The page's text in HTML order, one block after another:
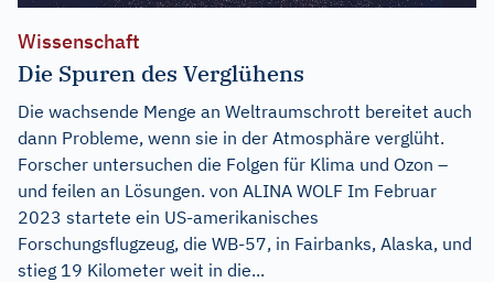
Wissenschaft
Die Spuren des Verglühens
Die wachsende Menge an Weltraumschrott bereitet auch
dann Probleme, wenn sie in der Atmosphäre verglüht.
Forscher untersuchen die Folgen für Klima und Ozon –
und feilen an Lösungen. von ALINA WOLF Im Februar
2023 startete ein US-amerikanisches
Forschungsflugzeug, die WB-57, in Fairbanks, Alaska, und
stieg 19 Kilometer weit in die...